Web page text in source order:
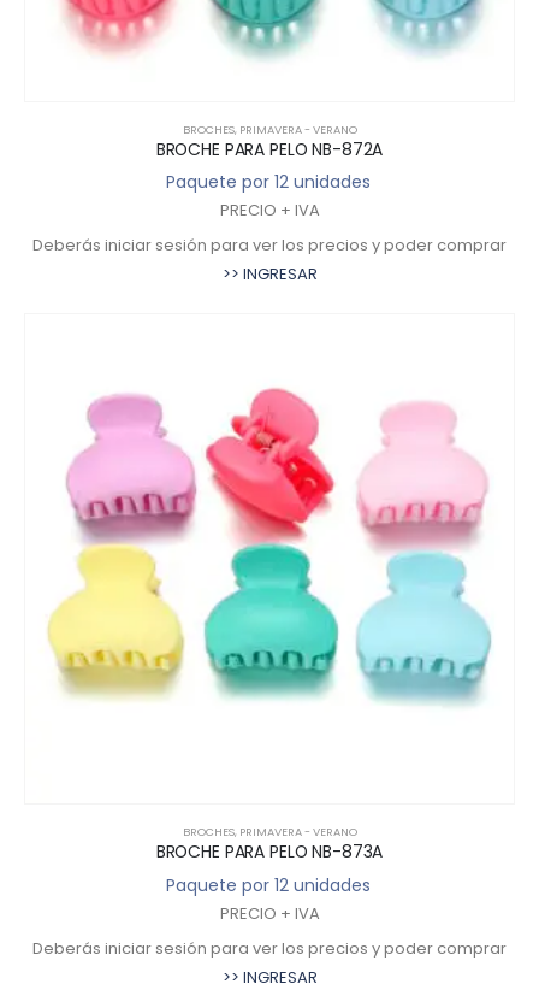
BROCHES, PRIMAVERA - VERANO
BROCHE PARA PELO NB-872A
Paquete por 12 unidades
PRECIO + IVA
Deberás iniciar sesión para ver los precios y poder comprar
>> INGRESAR
BROCHES, PRIMAVERA - VERANO
BROCHE PARA PELO NB-873A
Paquete por 12 unidades
PRECIO + IVA
Deberás iniciar sesión para ver los precios y poder comprar
>> INGRESAR